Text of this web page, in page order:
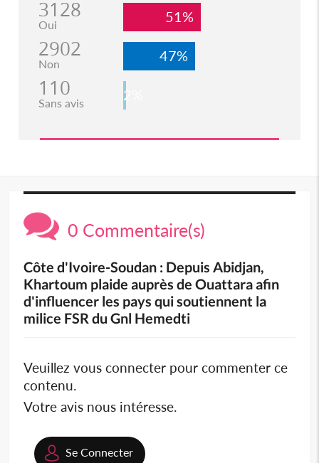
3128
Oui 51%
2902
Non 47%
110
Sans avis 2%
0 Commentaire(s)
Côte d'Ivoire-Soudan : Depuis Abidjan,
Khartoum plaide auprès de Ouattara afin
d'influencer les pays qui soutiennent la
milice FSR du Gnl Hemedti
Veuillez vous connecter pour commenter ce
contenu.
Votre avis nous intéresse.
Se Connecter